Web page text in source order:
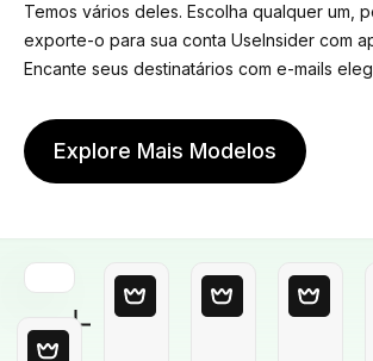
Temos vários deles. Escolha qualquer um,
exporte-o para sua conta UseInsider com
Encante seus destinatários com e-mails
Explore Mais Modelos